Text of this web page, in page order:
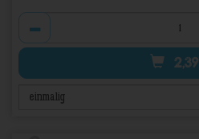
2,39